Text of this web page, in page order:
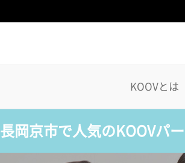
KOOVとは
長岡京市で人気のKOOVパ